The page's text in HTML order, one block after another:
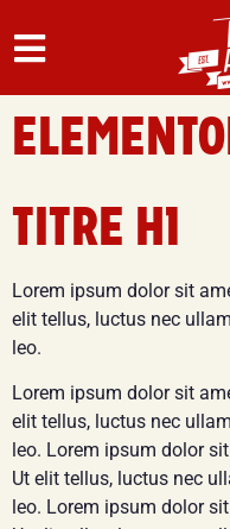
TITRE H1
Lorem ipsum dolor sit
elit tellus, luctus nec
leo.
Lorem ipsum dolor sit
elit tellus, luctus nec
leo. Lorem ipsum dolor
Ut elit tellus, luctus nec
leo. Lorem ipsum dolor